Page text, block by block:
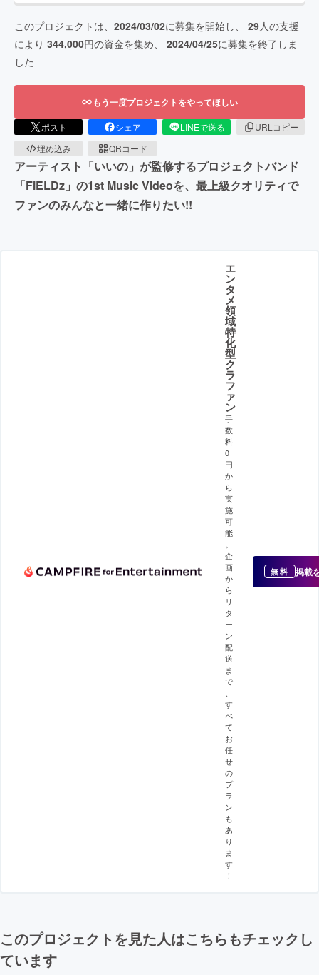
このプロジェクトは、 2024/03/02に募集を開始し、 29人の支援
により 344,000円の資金を集め、 2024/04/25に募集を終了しま
した
もう一度プロジェクトをやってほしい
ポスト シェア LINEで送る
URLコピー
埋め込み
QRコード
アーティスト「いいの」が監修するプロジェクトバンド
「FiELDz」の1st Music Videoを、最上級クオリティで
ファンのみんなと一緒に作りたい!!
エ
ン
タ
メ
領
域
特
化
型
ク
ラ
フ
ァ
ン
手
数
料
0
円
か
ら
実
施
可
能
企
画
か
ら
リ
タ
ー
ン
配
送
ま
で
す
べ
て
お
任
せ
の
プ
ラ
ン
も
あ
り
ま
す
！
無料 掲載
このプロジェクトを見た人はこちらもチェックし
ています